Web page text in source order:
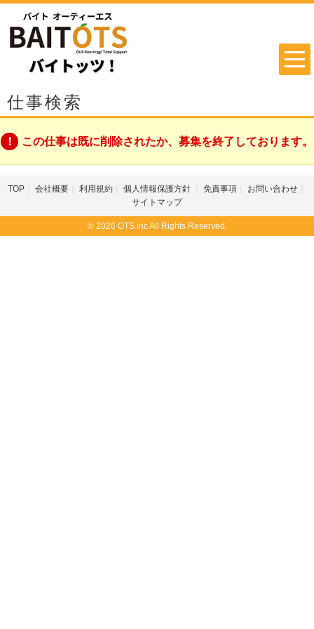
仕事検索
この仕事は既に削除されたか、募集を終了しております。
TOP 会社概要 利用規約 個人情報保護方針 免責事項
お問い合わせ
サイトマップ
© 2026 OTS.inc All Rights Reserved.